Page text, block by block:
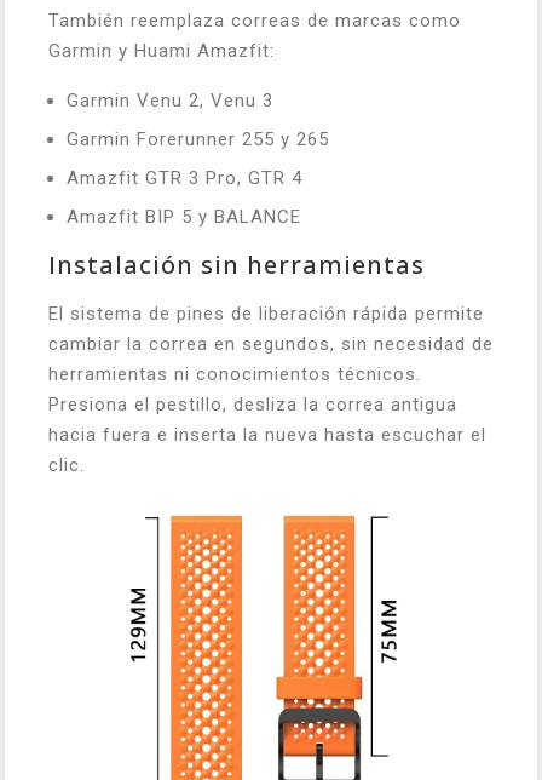
También reemplaza correas de marcas como
Garmin y Huami Amazfit:
Garmin Venu 2, Venu 3
Garmin Forerunner 255 y 265
Amazfit GTR 3 Pro, GTR 4
Amazfit BIP 5 y BALANCE
Instalación sin herramientas
El sistema de pines de liberación rápida permite
cambiar la correa en segundos, sin necesidad de
herramientas ni conocimientos técnicos.
Presiona el pestillo, desliza la correa antigua
hacia fuera e inserta la nueva hasta escuchar el
clic.